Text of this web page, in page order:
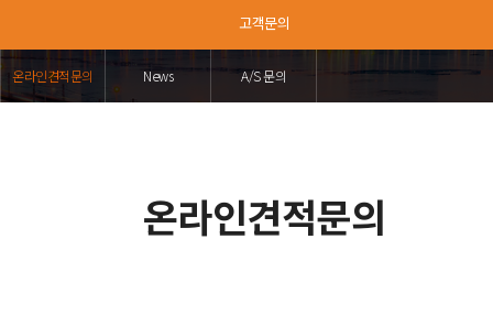
고객문의
온라인견적문의 News A/S 문의
온라인견적문의